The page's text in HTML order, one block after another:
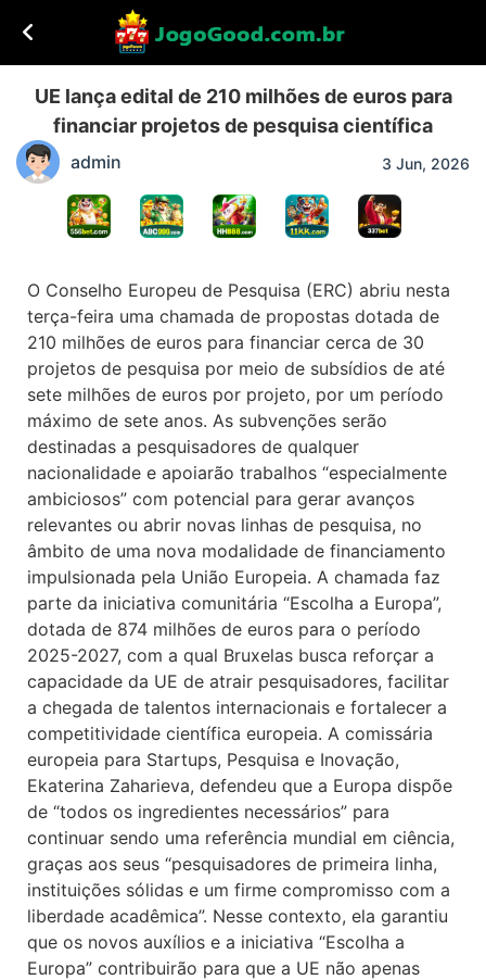
UE lança edital de 210 milhões de euros para
financiar projetos de pesquisa científica
admin 3 Jun, 2026
O Conselho Europeu de Pesquisa (ERC) abriu nesta
terça-feira uma chamada de propostas dotada de
210 milhões de euros para financiar cerca de 30
projetos de pesquisa por meio de subsídios de até
sete milhões de euros por projeto, por um período
máximo de sete anos. As subvenções serão
destinadas a pesquisadores de qualquer
nacionalidade e apoiarão trabalhos “especialmente
ambiciosos” com potencial para gerar avanços
relevantes ou abrir novas linhas de pesquisa, no
âmbito de uma nova modalidade de financiamento
impulsionada pela União Europeia. A chamada faz
parte da iniciativa comunitária “Escolha a Europa”,
dotada de 874 milhões de euros para o período
2025-2027, com a qual Bruxelas busca reforçar a
capacidade da UE de atrair pesquisadores, facilitar
a chegada de talentos internacionais e fortalecer a
competitividade científica europeia. A comissária
europeia para Startups, Pesquisa e Inovação,
Ekaterina Zaharieva, defendeu que a Europa dispõe
de “todos os ingredientes necessários” para
continuar sendo uma referência mundial em ciência,
graças aos seus “pesquisadores de primeira linha,
instituições sólidas e um firme compromisso com a
liberdade acadêmica”. Nesse contexto, ela garantiu
que os novos auxílios e a iniciativa “Escolha a
Europa” contribuirão para que a UE não apenas